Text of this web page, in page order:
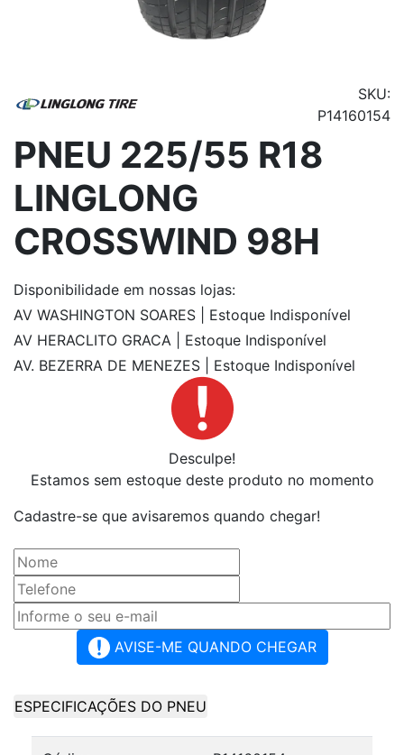
SKU:
P14160154
PNEU 225/55 R18
LINGLONG
CROSSWIND 98H
Disponibilidade em nossas lojas:
AV WASHINGTON SOARES | Estoque Indisponível
AV HERACLITO GRACA | Estoque Indisponível
AV. BEZERRA DE MENEZES | Estoque Indisponível
Desculpe!
Estamos sem estoque deste produto no momento
Cadastre-se que avisaremos quando chegar!
AVISE-ME QUANDO CHEGAR
ESPECIFICAÇÕES DO PNEU